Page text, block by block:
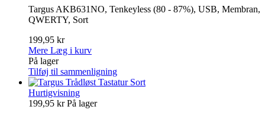
Targus AKB631NO, Tenkeyless (80 - 87%), USB, Membran,
QWERTY, Sort
199,95 kr
Mere Læg i kurv
På lager
Tilføj til sammenligning
Hurtigvisning
199,95 krPå lager